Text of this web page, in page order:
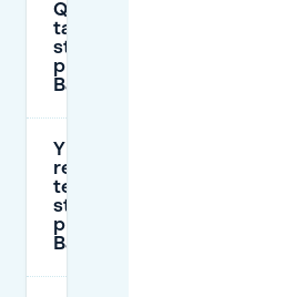
Quels sont les
tarifs de
stationnement
près de Sint-
Baafsplein ?
Y a-t-il des
restrictions de
temps pour le
stationnement
près de Sint-
Baafsplein ?